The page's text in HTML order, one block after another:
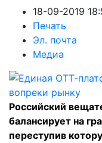
18-09-2019
Печать
Эл. почта
Медиа
Российский
балансирует на
переступив